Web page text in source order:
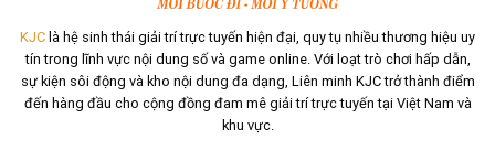
KJC là hệ sinh thái giải trí trực tuyến hiện đại, quy tụ nhiều thương hiệu uy
tín trong lĩnh vực nội dung số và game online. Với loạt trò chơi hấp dẫn,
sự kiện sôi động và kho nội dung đa dạng, Liên minh KJC trở thành điểm
đến hàng đầu cho cộng đồng đam mê giải trí trực tuyến tại Việt Nam và
khu vực.